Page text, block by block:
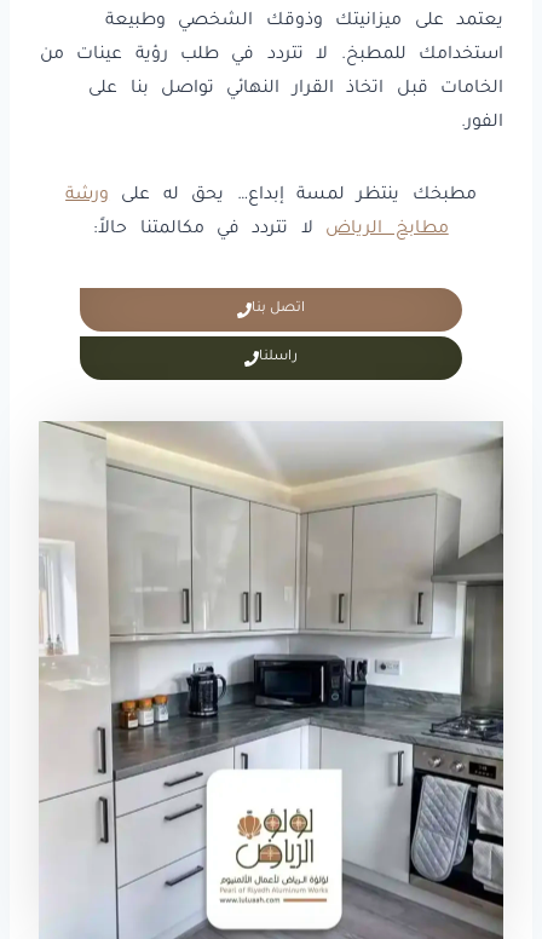
يعتمد على ميزانيتك وذوقك الشخصي وطبيعة
استخدامك للمطبخ. لا تتردد في طلب رؤية عينات من
الخامات قبل اتخاذ القرار النهائي تواصل بنا على
الفور.
مطبخك ينتظر لمسة إبداع… يحق له على ورشة
مطابخ الرياض لا تتردد في مكالمتنا حالاً:
اتصل بنا
راسلنا